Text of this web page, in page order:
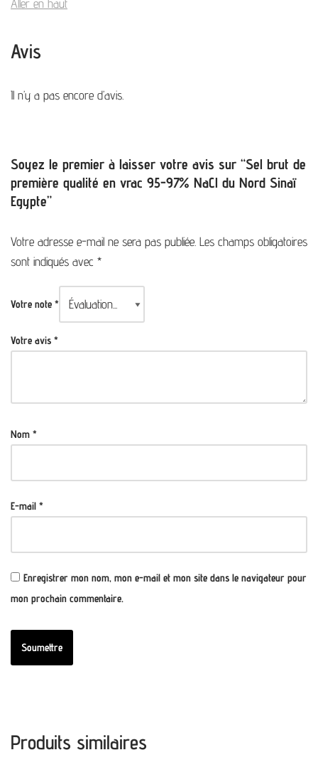
Aller en haut
Avis
Il n’y a pas encore d’avis.
Soyez le premier à laisser votre avis sur “Sel brut de
première qualité en vrac 95-97% NaCl du Nord Sinaï
Egypte”
Votre adresse e-mail ne sera pas publiée. Les champs obligatoires
sont indiqués avec *
Votre note *
Votre avis *
Nom *
E-mail *
Enregistrer mon nom, mon e-mail et mon site dans le navigateur pour
mon prochain commentaire.
Produits similaires